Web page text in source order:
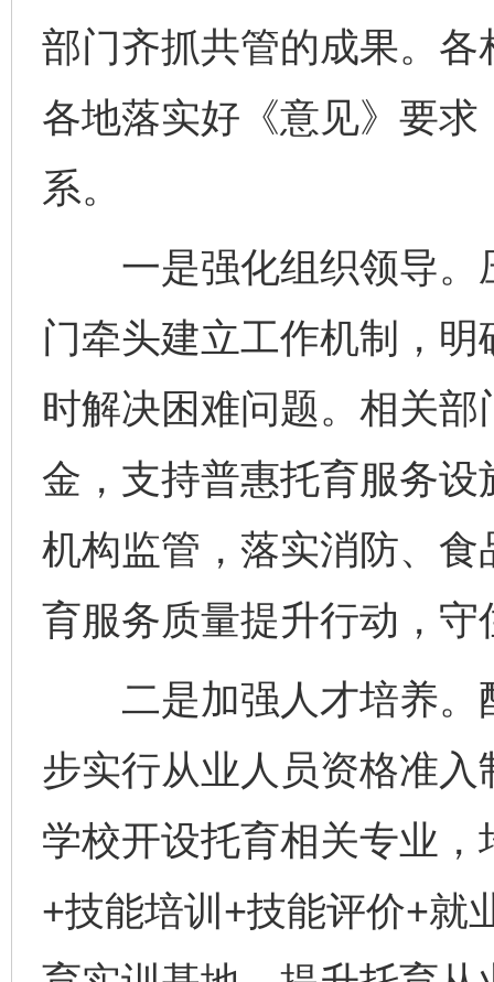
部门齐抓共管的成果。
各地落实好《意见》要求
系。
一是强化组织领导。
门牵头建立工作机制，
时解决困难问题。相关
金，支持普惠托育服务
机构监管，落实消防、
育服务质量提升行动，
二是加强人才培养。
步实行从业人员资格准
学校开设托育相关专业，
+技能培训+技能评价+就